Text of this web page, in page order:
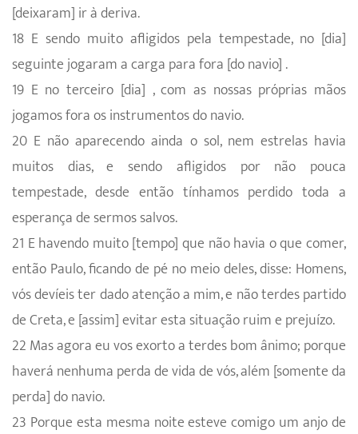
[deixaram] ir à deriva.
18 E sendo muito afligidos pela tempestade, no [dia]
seguinte jogaram a carga para fora [do navio] .
19 E no terceiro [dia] , com as nossas próprias mãos
jogamos fora os instrumentos do navio.
20 E não aparecendo ainda o sol, nem estrelas havia
muitos dias, e sendo afligidos por não pouca
tempestade, desde então tínhamos perdido toda a
esperança de sermos salvos.
21 E havendo muito [tempo] que não havia o que comer,
então Paulo, ficando de pé no meio deles, disse: Homens,
vós devíeis ter dado atenção a mim, e não terdes partido
de Creta, e [assim] evitar esta situação ruim e prejuízo.
22 Mas agora eu vos exorto a terdes bom ânimo; porque
haverá nenhuma perda de vida de vós, além [somente da
perda] do navio.
23 Porque esta mesma noite esteve comigo um anjo de